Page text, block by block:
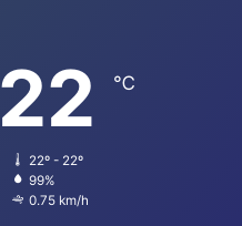
22 ℃
22º - 22º
99%
0.75 km/h